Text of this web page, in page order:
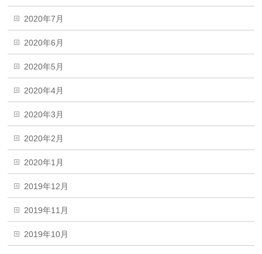
2020年7月
2020年6月
2020年5月
2020年4月
2020年3月
2020年2月
2020年1月
2019年12月
2019年11月
2019年10月